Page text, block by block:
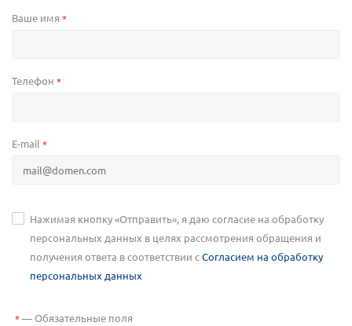
Ваше имя *
Телефон *
E-mail *
Нажимая кнопку «Отправить», я даю согласие на обработку
персональных данных в целях рассмотрения обращения и
получения ответа в соответствии сСогласием на обработку
персональных данных
*—Обязательные поля